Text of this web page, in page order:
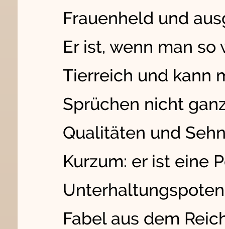
Frauenheld und
Er ist, wenn man
Tierreich und kann
Sprüchen nicht
Qualitäten und
Kurzum: er ist eine
Fabel aus dem